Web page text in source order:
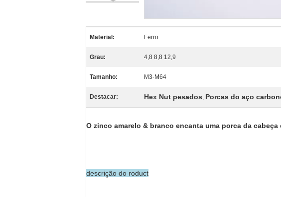
Material: Ferro
Grau: 4,8 8,8 12,9
Tamanho: M3-M64
Destacar: Hex Nut pesados, Porcas do aço
O zinco amarelo & branco encanta uma porca da
descrição do roduct